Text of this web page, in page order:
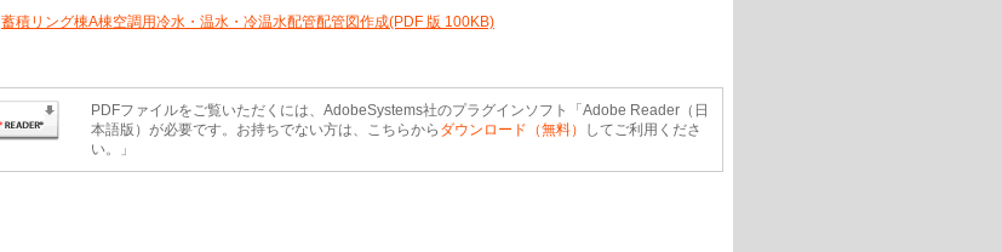
蓄積リング棟A棟空調用冷水・温水・冷温水配管配管図作成(PDF 版 100KB)
PDFファイルをご覧いただくには、AdobeSystems社のプラグインソフト「Adobe Reader（日
本語版）が必要です。お持ちでない方は、こちらから ダウンロード（無料）
してご利用くださ
い。」